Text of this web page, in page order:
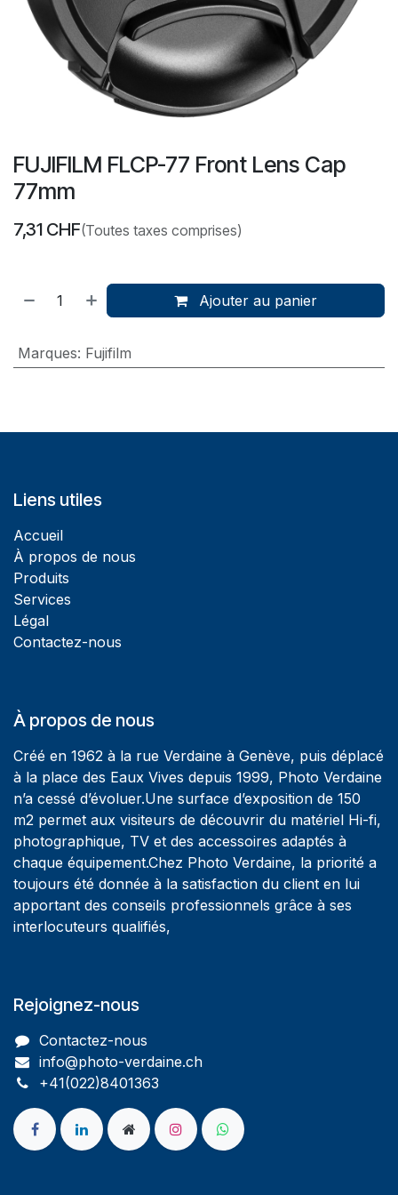
FUJIFILM FLCP-77 Front Lens Cap
77mm
7,31 CHF(Toutes taxes comprises)
Ajouter au panier
Marques: Fujifilm
Liens utiles
Accueil
À propos de nous
Produits
Services
Légal
Contactez-nous
À propos de nous
Créé en 1962 à la rue Verdaine à Genève, puis déplacé
à la place des Eaux Vives depuis 1999, Photo Verdaine
n’a cessé d’évoluer.Une surface d’exposition de 150
m2 permet aux visiteurs de découvrir du matériel Hi-fi,
photographique, TV et des accessoires adaptés à
chaque équipement.Chez Photo Verdaine, la priorité a
toujours été donnée à la satisfaction du client en lui
apportant des conseils professionnels grâce à ses
interlocuteurs qualifiés,
Rejoignez-nous
Contactez-nous
info@photo-verdaine.ch​
​​+41(022)8401363